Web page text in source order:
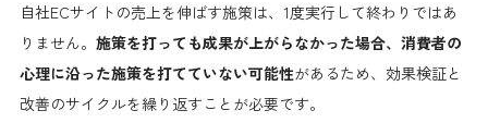
自社ECサイトの売上を伸ばす施策は、1度実行して終わりではあ
りません。 施策を打っても成果が上がらなかった場合、消費者の
心理に沿った施策を打てていない可能性があるため、効果検証と
改善のサイクルを繰り返すことが必要です。